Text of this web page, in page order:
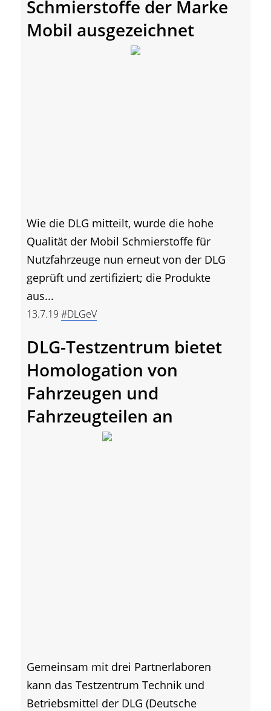
Schmierstoffe der Marke
Mobil ausgezeichnet
Wie die DLG mitteilt, wurde die hohe
Qualität der Mobil Schmierstoffe für
Nutzfahrzeuge nun erneut von der DLG
geprüft und zertifiziert; die Produkte
aus...
13.7.19 #DLGeV
DLG-Testzentrum bietet
Homologation von
Fahrzeugen und
Fahrzeugteilen an
Gemeinsam mit drei Partnerlaboren
kann das Testzentrum Technik und
Betriebsmittel der DLG (Deutsche